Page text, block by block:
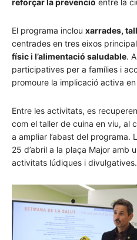
reforçar la prevenció entre la
El programa inclou xarrades,
centrades en tres eixos
físic i l’alimentació saludable.
participatives per a famílies i
promoure la implicació activa
Entre les activitats, es
com el taller de cuina en viu, al
a ampliar l’abast del programa.
25 d’abril a la plaça Major amb
activitats lúdiques i divulgatives.